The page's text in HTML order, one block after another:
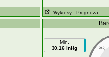
Wykresy - Prognoza
Min.
30.16 inHg
29.0